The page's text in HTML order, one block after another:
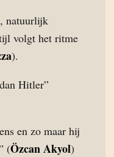
natuurlijk
volgt het ritme
).
Hitler”
en zo maar hij
(Özcan Akyol)